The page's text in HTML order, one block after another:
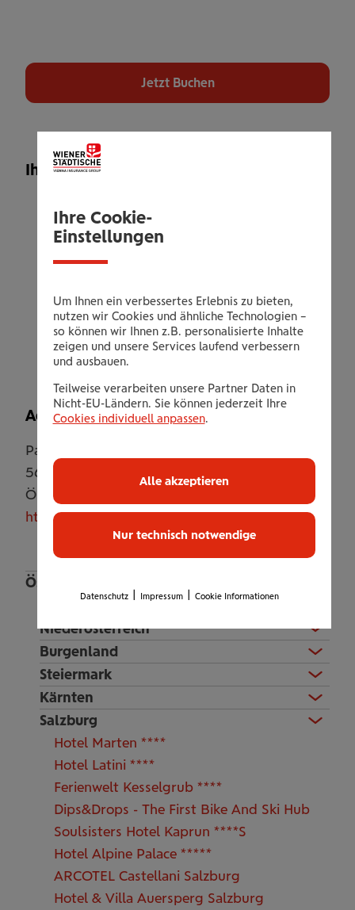
Österreich
Niederösterreich
Burgenland
Steiermark
Kärnten
Salzburg
Hotel Marten ****
Hotel Latini ****
Ferienwelt Kesselgrub ****
Dips&Drops - The First Bike And Ski Hub
Soulsisters Hotel Kaprun ****S
Hotel Alpine Palace *****
ARCOTEL Castellani Salzburg
Hotel & Villa Auersperg Salzburg
Jetzt Buchen
Ihr Leistungsangebot
Doppelzimmer
inklusive Verwöhn-Halbpension
Wellness Spa
inklusive pro Person 1× eine individuelle
Vitalmassage (25 Minuten)
Adresse
Parkstraße 5
5630
Österreich
https://thermenhotels-gastein.com/de/hotel-alpina
Ihre Cookie-
Einstellungen
Um Ihnen ein verbessertes Erlebnis zu bieten,
nutzen wir Cookies und ähnliche Technologien –
so können wir Ihnen z.B. personalisierte Inhalte
zeigen und unsere Services laufend verbessern
und ausbauen.
Teilweise verarbeiten unsere Partner Daten in
Nicht-EU-Ländern. Sie können jederzeit Ihre
Cookies individuell anpassen.
Nur technisch notwendige
Alle akzeptieren
Datenschutz Impressum Cookie Informationen